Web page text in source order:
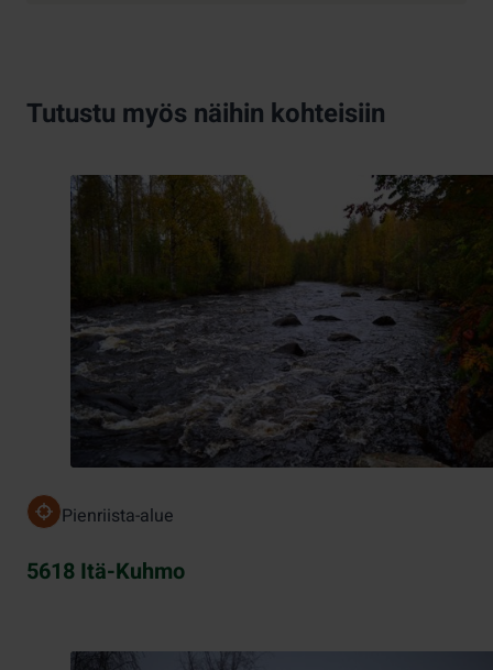
Tutustu myös näihin kohteisiin
Pienriista-alue
5618 Itä-Kuhmo